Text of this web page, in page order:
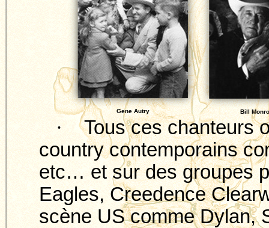
Gene Autry Bill
·
Tous ces chanteurs
country contemporains
etc… et sur des groupes
Eagles, Creedence
scène US comme Dylan,